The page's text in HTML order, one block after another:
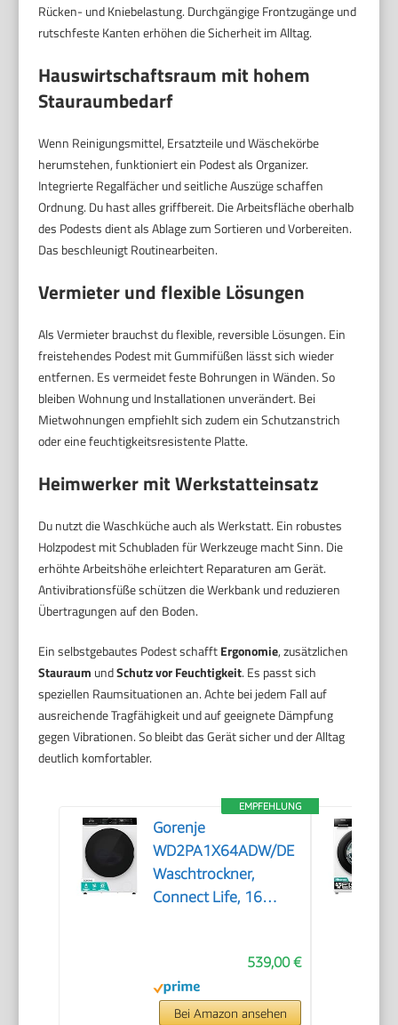
Rücken- und Kniebelastung. Durchgängige Frontzugänge und
rutschfeste Kanten erhöhen die Sicherheit im Alltag.
Hauswirtschaftsraum mit hohem
Stauraumbedarf
Wenn Reinigungsmittel, Ersatzteile und Wäschekörbe
herumstehen, funktioniert ein Podest als Organizer.
Integrierte Regalfächer und seitliche Auszüge schaffen
Ordnung. Du hast alles griffbereit. Die Arbeitsfläche oberhalb
des Podests dient als Ablage zum Sortieren und Vorbereiten.
Das beschleunigt Routinearbeiten.
Vermieter und flexible Lösungen
Als Vermieter brauchst du flexible, reversible Lösungen. Ein
freistehendes Podest mit Gummifüßen lässt sich wieder
entfernen. Es vermeidet feste Bohrungen in Wänden. So
bleiben Wohnung und Installationen unverändert. Bei
Mietwohnungen empfiehlt sich zudem ein Schutzanstrich
oder eine feuchtigkeitsresistente Platte.
Heimwerker mit Werkstatteinsatz
Du nutzt die Waschküche auch als Werkstatt. Ein robustes
Holzpodest mit Schubladen für Werkzeuge macht Sinn. Die
erhöhte Arbeitshöhe erleichtert Reparaturen am Gerät.
Antivibrationsfüße schützen die Werkbank und reduzieren
Übertragungen auf den Boden.
Ein selbstgebautes Podest schafftErgonomie, zusätzlichen
Stauraum undSchutz vor Feuchtigkeit. Es passt sich
speziellen Raumsituationen an. Achte bei jedem Fall auf
ausreichende Tragfähigkeit und auf geeignete Dämpfung
gegen Vibrationen. So bleibt das Gerät sicher und der Alltag
deutlich komfortabler.
EMPFEHLUNG
Gorenje
WD2PA1X64ADW/DE
Waschtrockner,
Connect Life, 16
trocknen, 54 Liter,
1400 U/min, Total
AquaStop, Inverter
539,00 €
Bei Amazon ansehen